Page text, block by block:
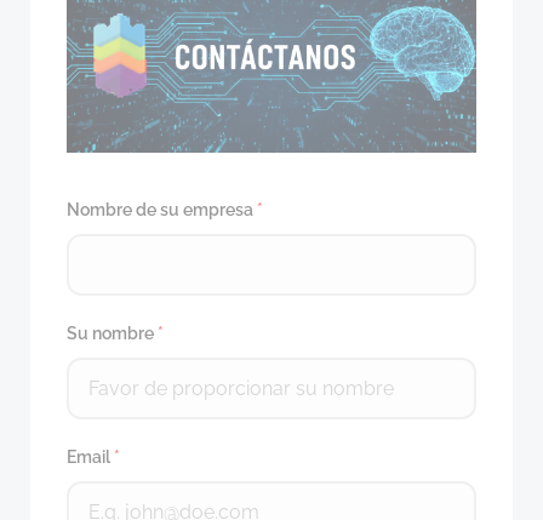
Nombre de su empresa *
Su nombre *
Email *